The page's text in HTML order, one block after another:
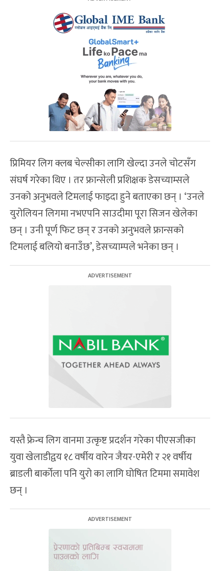
प्रिमियर लिग क्लब चेल्सीका लागि खेल्दा उनले चोटसँग
संघर्ष गरेका थिए । तर फ्रान्सेली प्रशिक्षक डेसच्याम्सले
उनको अनुभवले टिमलाई फाइदा हुने बताएका छन् । ‘उनले
युरोलियन लिगमा नभएपनि साउदीमा पूरा सिजन खेलेका
छन् । उनी पूर्ण फिट छन् र उनको अनुभवले फ्रान्सको
टिमलाई बलियो बनाउँछ’, डेसच्याम्पले भनेका छन् ।
यस्तै फ्रेन्च लिग वानमा उत्कृष्ट प्रदर्शन गरेका पीएसजीका
युवा खेलाडीद्वय १८ वर्षीय वारेन जैयर-एमेरी र २१ वर्षीय
ब्राडली बार्कोला पनि युरो का लागि घोषित टिममा समावेश
छन् ।